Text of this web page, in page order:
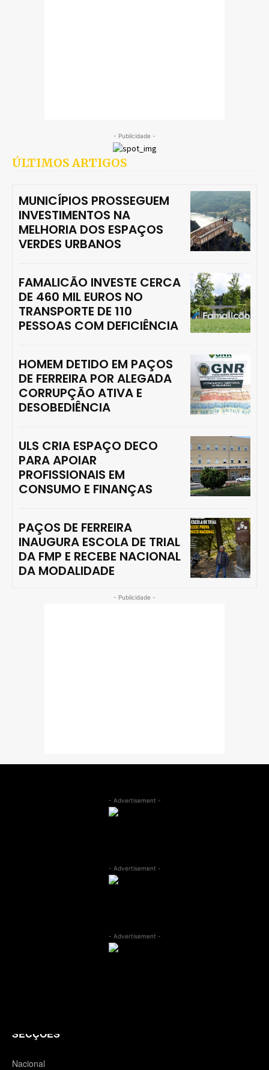
- Publicidade -
ÚLTIMOS ARTIGOS
MUNICÍPIOS PROSSEGUEM
INVESTIMENTOS NA
MELHORIA DOS ESPAÇOS
VERDES URBANOS
FAMALICÃO INVESTE CERCA
DE 460 MIL EUROS NO
TRANSPORTE DE 110
PESSOAS COM DEFICIÊNCIA
HOMEM DETIDO EM PAÇOS
DE FERREIRA POR ALEGADA
CORRUPÇÃO ATIVA E
DESOBEDIÊNCIA
ULS CRIA ESPAÇO DECO
PARA APOIAR
PROFISSIONAIS EM
CONSUMO E FINANÇAS
PAÇOS DE FERREIRA
INAUGURA ESCOLA DE TRIAL
DA FMP E RECEBE NACIONAL
DA MODALIDADE
- Publicidade -
- Advertisement -
- Advertisement -
- Advertisement -
SECÇÕES
Nacional